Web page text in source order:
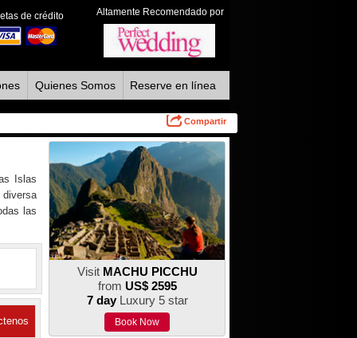
de crédito Altamente Recomendado por
Quienes Somos Reserve en línea
Compartir
Islas
diversa
las
Visit MACHU PICCHU
from US$ 2595
7 dayLuxury 5 star
Book Now